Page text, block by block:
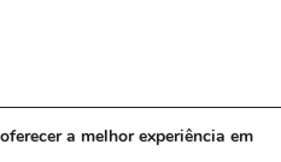
a melhor experiência em